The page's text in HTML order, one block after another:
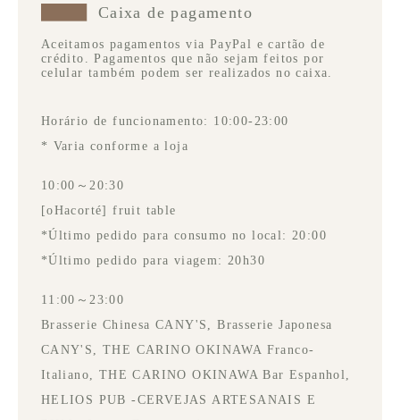
Caixa de pagamento
Aceitamos pagamentos via PayPal e cartão de
crédito. Pagamentos que não sejam feitos por
celular também podem ser realizados no caixa.
Horário de funcionamento: 10:00-23:00
* Varia conforme a loja
10:00～20:30
[oHacorté] fruit table
*Último pedido para consumo no local: 20:00
*Último pedido para viagem: 20h30
11:00～23:00
Brasserie Chinesa CANY'S, Brasserie Japonesa
CANY'S, THE CARINO OKINAWA Franco-
Italiano, THE CARINO OKINAWA Bar Espanhol,
HELIOS PUB -CERVEJAS ARTESANAIS E